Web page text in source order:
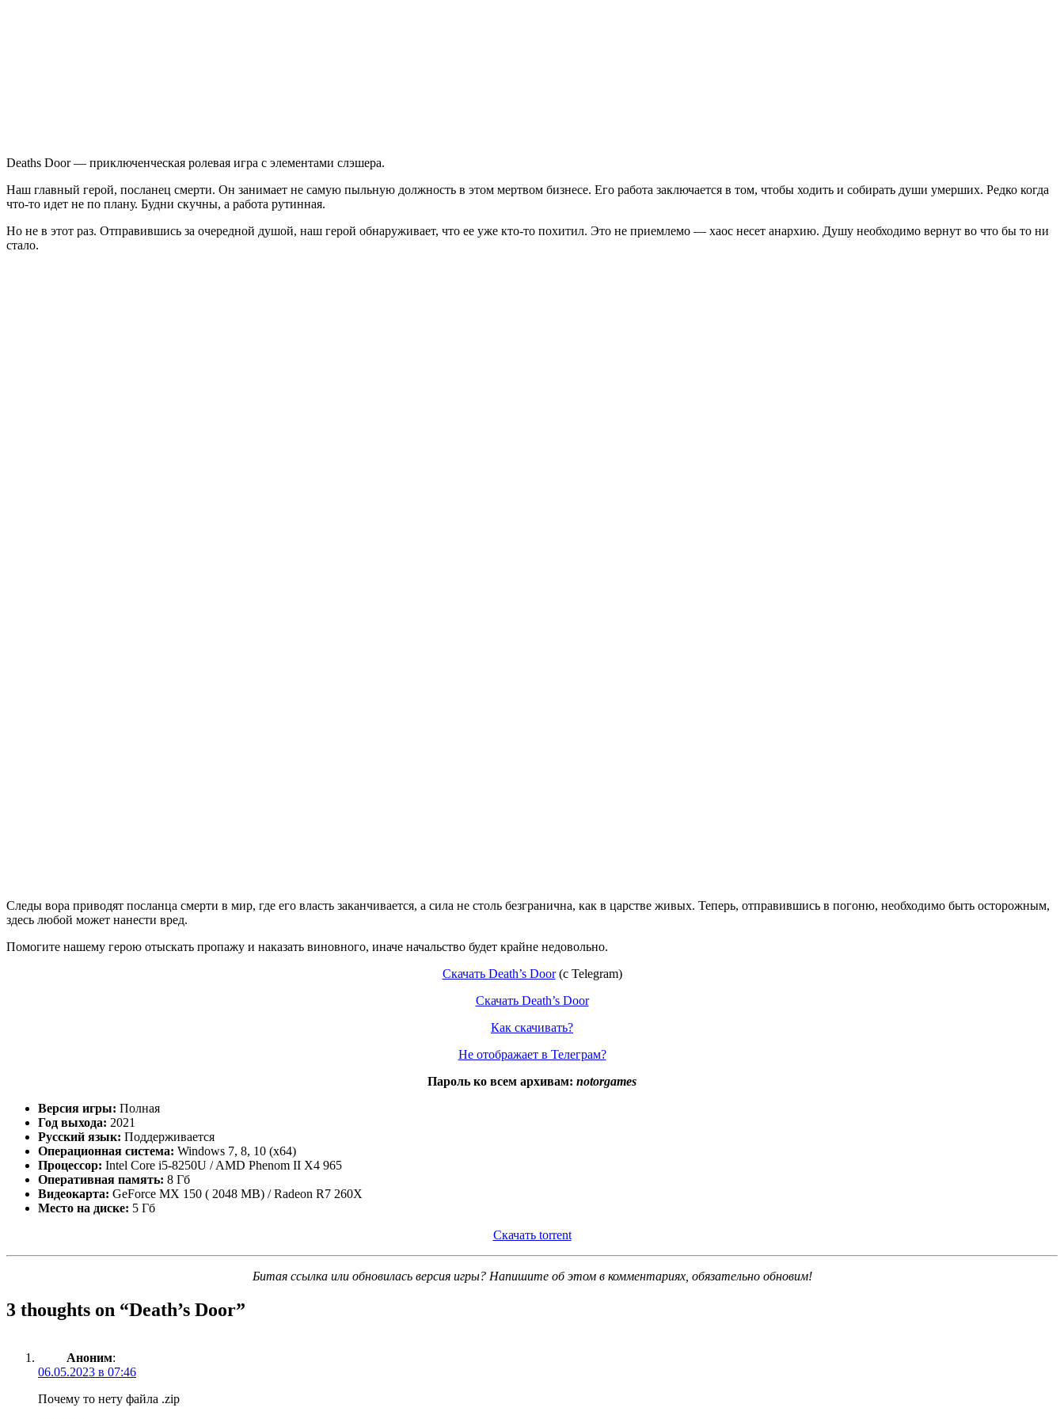
Deaths Door — приключенческая ролевая игра с элементами слэшера.
Наш главный герой, посланец смерти. Он занимает не самую пыльную должность в этом мертвом бизнесе. Его работа заключается в том, чтобы ходить и собирать души умерших. Редко когда
что-то идет не по плану. Будни скучны, а работа рутинная.
Но не в этот раз. Отправившись за очередной душой, наш герой обнаруживает, что ее уже кто-то похитил. Это не приемлемо — хаос несет анархию. Душу необходимо вернут во что бы то ни
стало.
Следы вора приводят посланца смерти в мир, где его власть заканчивается, а сила не столь безгранична, как в царстве живых. Теперь, отправившись в погоню, необходимо быть осторожным,
здесь любой может нанести вред.
Помогите нашему герою отыскать пропажу и наказать виновного, иначе начальство будет крайне недовольно.
Скачать Death’s Door(c Telegram)
Скачать Death’s Door
Как скачивать?
Не отображает в Телеграм?
Пароль ко всем архивам: notorgames
Версия игры: Полная
Год выхода: 2021
Русский язык: Поддерживается
Операционная система: Windows 7, 8, 10 (x64)
Процессор: Intel Core i5-8250U / AMD Phenom II X4 965
Оперативная память: 8 Гб
Видеокарта: GeForce MX 150 ( 2048 MB) / Radeon R7 260X
Место на диске: 5 Гб
Скачать torrent
Битая ссылка или обновилась версия игры? Напишите об этом в комментариях, обязательно обновим!
3 thoughts on “Death’s Door”
Аноним:
06.05.2023 в 07:46
Почему то нету файла .zip